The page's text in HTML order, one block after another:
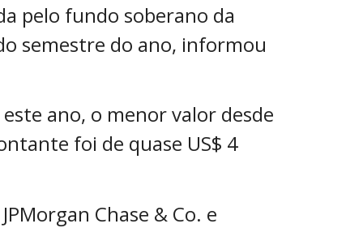
pelo fundo soberano da
semestre do ano, informou
ano, o menor valor desde
foi de quase US$ 4
Chase & Co. e